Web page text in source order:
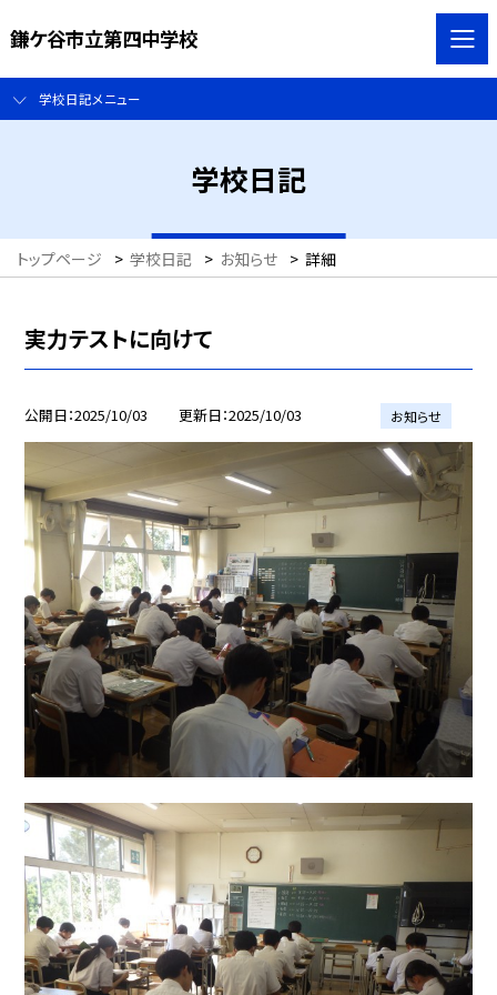
鎌ケ谷市立第四中学校
学校日記メニュー
学校日記
トップページ > 学校日記 > お知らせ > 詳細
実力テストに向けて
公開日 2025/10/03 更新日 2025/10/03 お知らせ